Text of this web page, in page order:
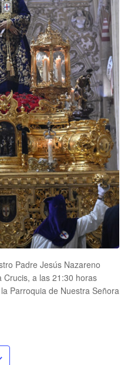
Padre Jesús Nazareno
Crucis, a las 21:30 horas
Parroquia de Nuestra Señora